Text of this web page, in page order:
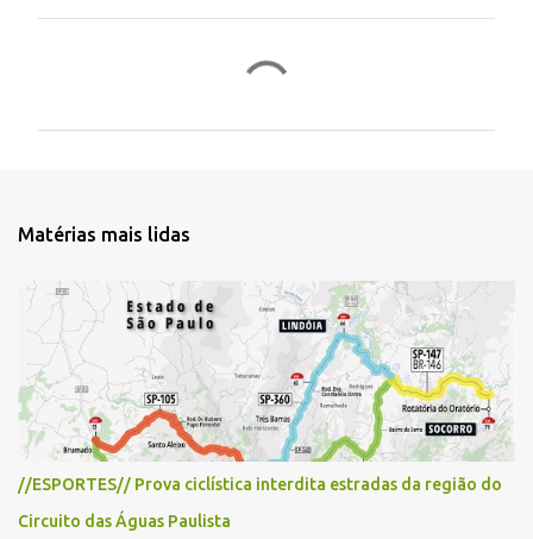
t
i
o
s
Matérias mais lidas
//ESPORTES// Prova ciclística interdita estradas da região do
Circuito das Águas Paulista